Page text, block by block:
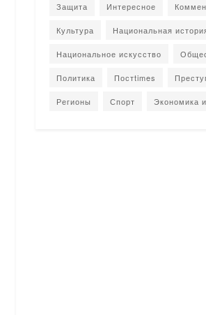
Защита Интересное
Культура Национальная
Национальное искусство
Политика Постtimes
Регионы Спорт Экономика